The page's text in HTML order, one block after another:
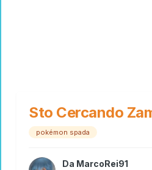
Sto Cercando
pokémon spada
Da MarcoRei91